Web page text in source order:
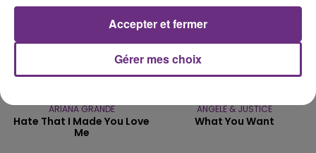
ARIANA GRANDE
Hate That I Made You Love
Me
ANGELE & JUSTICE
What You Want
Gérer mes choix
Accepter et fermer